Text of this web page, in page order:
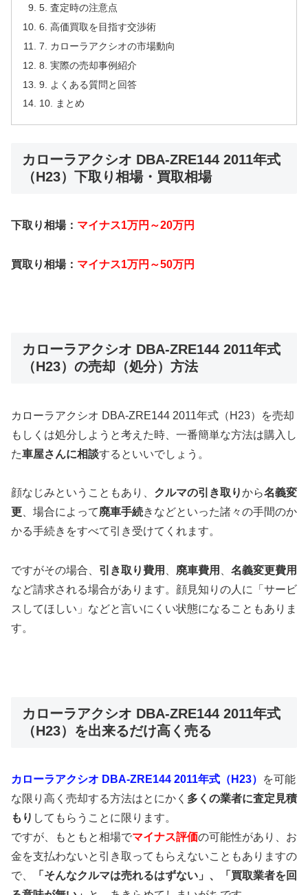
5. 査定時の注意点
6. 高価買取を目指す交渉術
7. カローラアクシオの市場動向
8. 実際の売却事例紹介
9. よくある質問と回答
10. まとめ
カローラアクシオ DBA-ZRE144 2011年式
（H23）下取り相場・買取相場
下取り相場： マイナス1万円～20万円
買取り相場： マイナス1万円～50万円
カローラアクシオ DBA-ZRE144 2011年式
（H23）の売却（処分）方法
カローラアクシオ DBA-ZRE144 2011年式（H23）を売却
もしくは処分しようと考えた時、一番簡単な方法は購入し
た車屋さんに相談するといいでしょう。
顔なじみということもあり、 クルマの引き取りから名義変
更 、場合によって廃車手続きなどといった諸々の手間のか
かる手続きをすべて引き受けてくれます。
ですがその場合、 引き取り費用 廃車費用
名義変更費用
など請求される場合があります。顔見知りの人に「サービ
スしてほしい」などと言いにくい状態になることもありま
す。
カローラアクシオ DBA-ZRE144 2011年式
（H23）を出来るだけ高く売る
カローラアクシオ DBA-ZRE144 2011年式（H23）
を可能
な限り高く売却する方法はとにかく 多くの業者に査定見積
もり してもらうことに限ります。
ですが、もともと相場でマイナス評価の可能性があり、お
金を支払わないと引き取ってもらえないこともありますの
で、
「そんなクルマは売れるはずない」、「買取業者を回